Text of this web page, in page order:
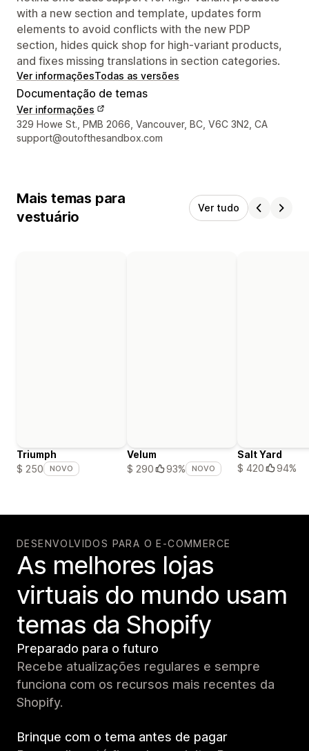
with a new section and template, updates form
elements to avoid conflicts with the new PDP
section, hides quick shop for high-variant products,
and fixes missing translations in section categories.
Ver informaçõesTodas as versões
Documentação de temas
Ver informações
Informações de contato do designer
329 Howe St., PMB 2066, Vancouver, BC, V6C 3N2, CA
support@outofthesandbox.com
Mais temas para
vestuário
Ver tudo
Triumph
$ 250
NOVO
Velum
$ 290
93% NOVO
Salt Yard
$ 420
94%
DESENVOLVIDOS PARA O E-COMMERCE
As melhores lojas
virtuais do mundo usam
temas da Shopify
Preparado para o futuro
Recebe atualizações regulares e sempre
funciona com os recursos mais recentes da
Shopify.
Brinque com o tema antes de pagar